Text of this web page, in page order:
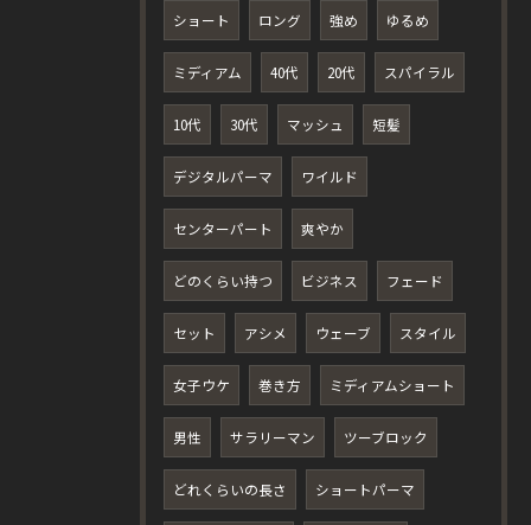
ショート ロング 強め ゆるめ
ミディアム 40代 20代 スパイラル
10代 30代 マッシュ 短髪
デジタルパーマ ワイルド
センターパート 爽やか
どのくらい持つ ビジネス フェード
セット アシメ ウェーブ スタイル
女子ウケ 巻き方 ミディアムショート
男性 サラリーマン ツーブロック
どれくらいの長さ ショートパーマ